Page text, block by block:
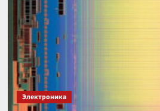
кварцевых
Электроника